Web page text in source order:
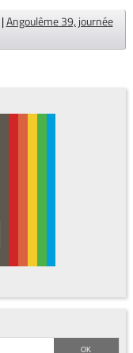
|Angoulême 39, journée